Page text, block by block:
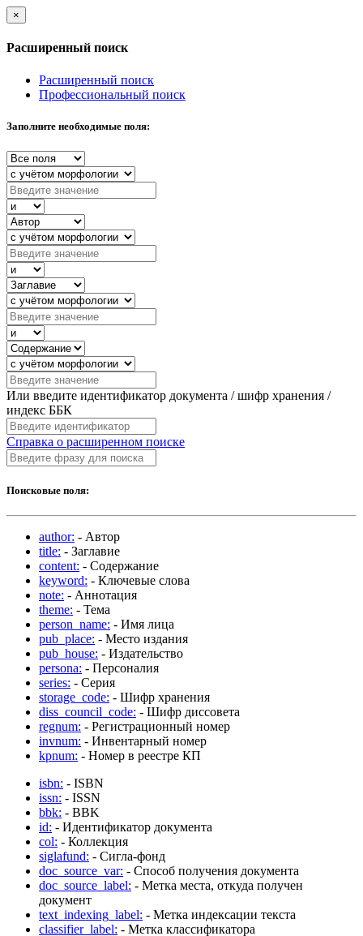
×
Расширенный поиск
Расширенный поиск
Профессиональный поиск
Заполните необходимые поля:
Или введите идентификатор документа / шифр хранения /
индекс ББК
Справка о расширенном поиске
Поисковые поля:
author: - Автор
title: - Заглавие
content: - Содержание
keyword: - Ключевые слова
note: - Аннотация
theme: - Тема
person_name: - Имя лица
pub_place: - Место издания
pub_house: - Издательство
persona: - Персоналия
series: - Серия
storage_code: - Шифр хранения
diss_council_code: - Шифр диссовета
regnum: - Регистрационный номер
invnum: - Инвентарный номер
kpnum: - Номер в реестре КП
isbn: - ISBN
issn: - ISSN
bbk: - BBK
id: - Идентификатор документа
col: - Коллекция
siglafund: - Сигла-фонд
doc_source_var: - Способ получения документа
doc_source_label: - Метка места, откуда получен
документ
text_indexing_label: - Метка индексации текста
classifier_label: - Метка классификатора